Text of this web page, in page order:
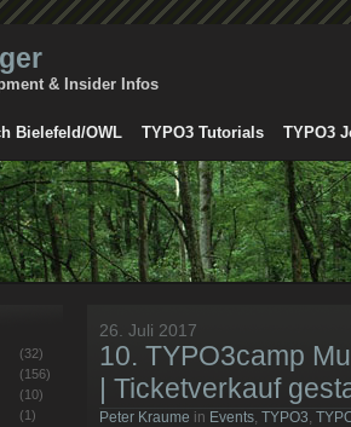
& Insider Infos
Bielefeld/OWL TYPO3 Tutorials TYPO3
26. Juli 2017
10. TYPO3camp
| Ticketverkauf
Peter Kraume in Events, TYPO3,
(32)
(156)
(10)
(1)